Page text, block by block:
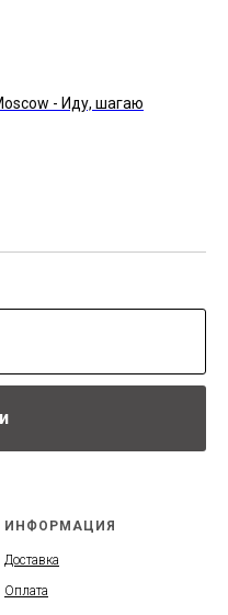
- Иду, шагаю
ИНФОРМАЦИЯ
Доставка
Оплата